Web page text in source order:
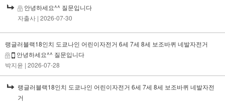
안녕하세요^^ 질문입니다
자출사 | 2026-07-30
랭글러블랙18인치 도쿄나인 어린이자전거 6세 7세 8세 보조바퀴 네발자전거
안녕하세요^^ 질문입니다
박지윤 | 2026-07-28
랭글러블랙18인치 도쿄나인 어린이자전거 6세 7세 8세 보조바퀴 네발자전
거